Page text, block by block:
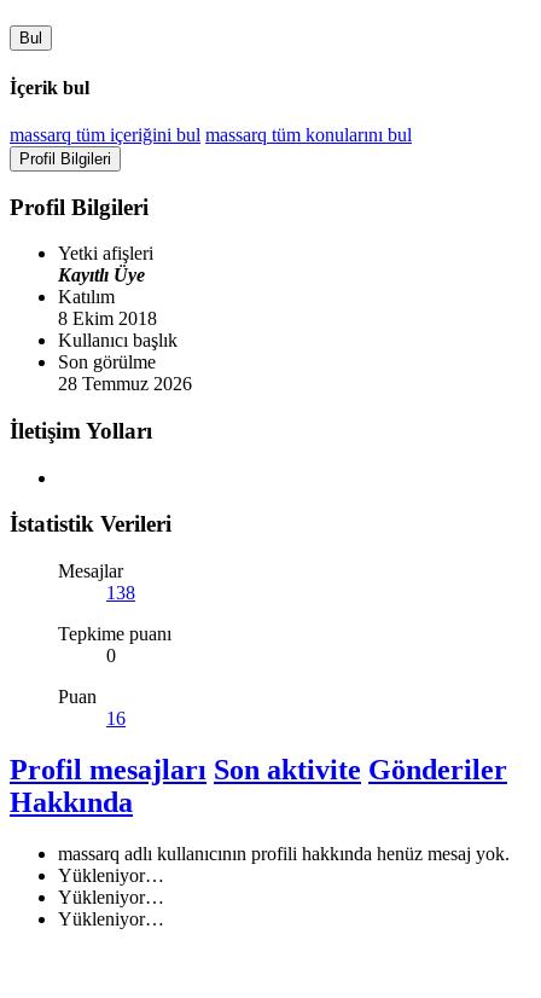
Bul
İçerik bul
massarq tüm içeriğini bul massarq tüm konularını bul
Profil Bilgileri
Profil Bilgileri
Yetki afişleri
Kayıtlı Üye
Katılım
8 Ekim 2018
Kullanıcı başlık
Son görülme
28 Temmuz 2026
İletişim Yolları
İstatistik Verileri
Mesajlar
138
Tepkime puanı
0
Puan
16
Profil mesajları Son aktivite Gönderiler
Hakkında
massarq adlı kullanıcının profili hakkında henüz mesaj yok.
Yükleniyor…
Yükleniyor…
Yükleniyor…